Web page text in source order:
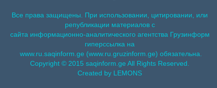
Все права защищены. При использовании, цитировании, или
републикации материалов с
сайта информационно-аналитического агентства Грузинформ
гиперссылка на
www.ru.saqinform.ge (www.ru.gruzinform.ge) обязательна.
Copyright © 2015 saqinform.ge All Rights Reserved.
Created by LEMONS